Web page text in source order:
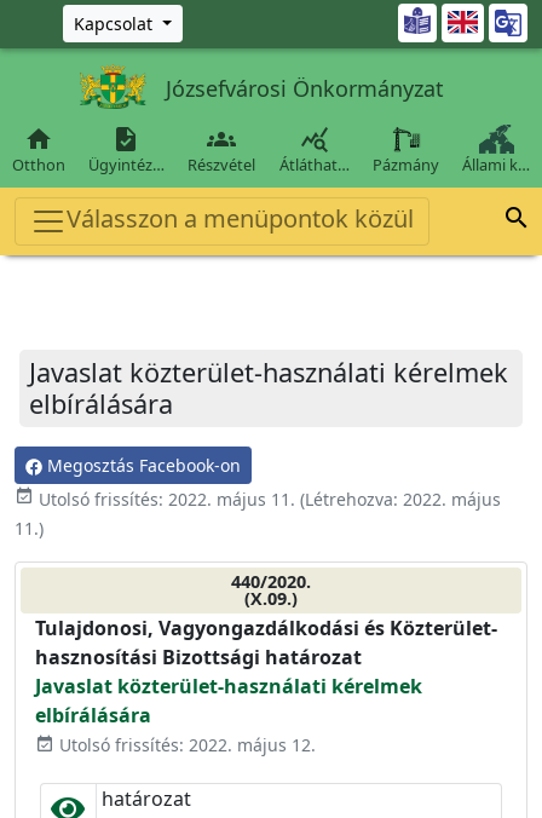
Ugrás a fő tartalomra
Kapcsolat 
Józsefvárosi Önkormányzat

Otthon

Ügyintéz…

Részvétel

Átláthat… Pázmány Állami k…
Válasszon a menüpontok közül 
Javaslat közterület-használati kérelmek
elbírálására
Megosztás Facebook-on
event_available Utolsó frissítés: 2022. május 11. (Létrehozva: 2022. május
11.)
440/2020.
(X.09.)
Tulajdonosi, Vagyongazdálkodási és Közterület-
hasznosítási Bizottsági határozat
Javaslat közterület-használati kérelmek
elbírálására
event_available Utolsó frissítés: 2022. május 12.
határozat